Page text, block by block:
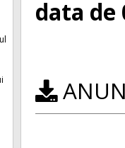
data de